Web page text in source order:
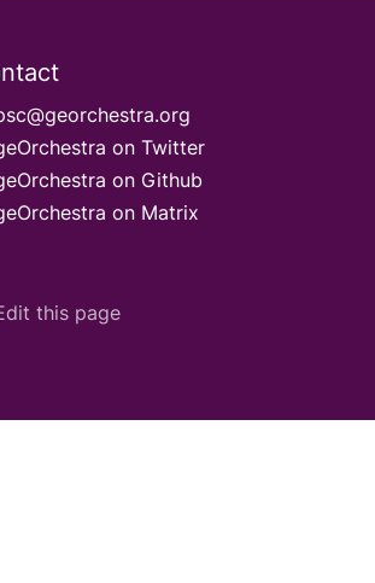
on Twitter
on Github
on Matrix
this page